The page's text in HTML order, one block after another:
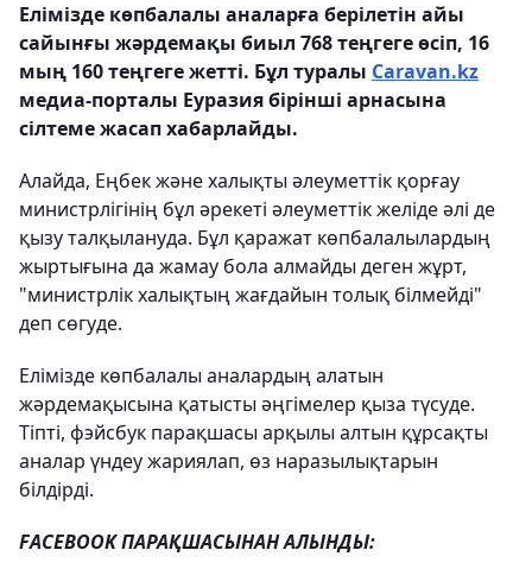
Елімізде көпбалалы аналарға берілетін айы
сайынғы жәрдемақы биыл 768 теңгеге өсіп, 16
мың 160 теңгеге жетті. Бұл туралы Caravan.kz
медиа-порталы Еуразия бірінші арнасына
сілтеме жасап хабарлайды.
Алайда, Еңбек және халықты әлеуметтік қорғау
министрлігінің бұл әрекеті әлеуметтік желіде әлі де
қызу талқылануда. Бұл қаражат көпбалалылардың
жыртығына да жамау бола алмайды деген жұрт,
"министрлік халықтың жағдайын толық білмейді"
деп сөгуде.
Елімізде көпбалалы аналардың алатын
жәрдемақысына қатысты әңгімелер қыза түсуде.
Тіпті, фэйсбук парақшасы арқылы алтын құрсақты
аналар үндеу жариялап, өз наразылықтарын
білдірді.
FACEBOOK ПАРАҚШАСЫНАН АЛЫНДЫ: